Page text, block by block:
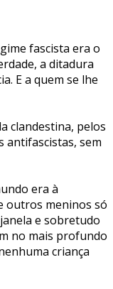
fascista era o
a ditadura
E a quem se lhe
clandestina, pelos
antifascistas, sem
era à
outros meninos só
e sobretudo
no mais profundo
criança